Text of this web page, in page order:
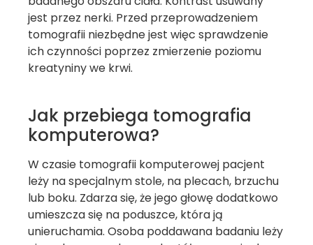
jest przez nerki. Przed przeprowadzeniem
tomografii niezbędne jest więc sprawdzenie
ich czynności poprzez zmierzenie poziomu
kreatyniny we krwi.
Jak przebiega tomografia
komputerowa?
W czasie tomografii komputerowej pacjent
leży na specjalnym stole, na plecach, brzuchu
lub boku. Zdarza się, że jego głowę dodatkowo
umieszcza się na poduszce, która ją
unieruchamia. Osoba poddawana badaniu leży